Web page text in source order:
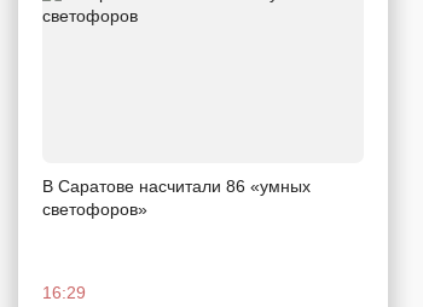
В Саратове насчитали 86 «умных
светофоров»
16:29